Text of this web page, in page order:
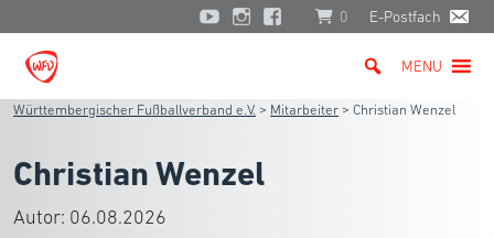
0 E-Postfach
MENU
Württembergischer Fußballverband e.V. > Mitarbeiter > Christian Wenzel
Christian Wenzel
Autor: 06.08.2026